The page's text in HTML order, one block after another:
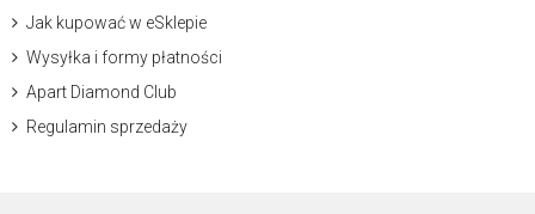
Jak kupować w eSklepie
Wysyłka i formy płatności
Apart Diamond Club
Regulamin sprzedaży